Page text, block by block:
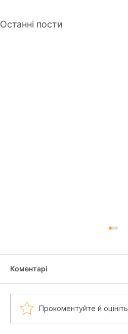
Останні пости
Коментарі
Прокоментуйте й оцініть